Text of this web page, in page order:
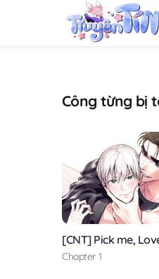
Công từng bị
[CNT] Pick me,
Chapter 1